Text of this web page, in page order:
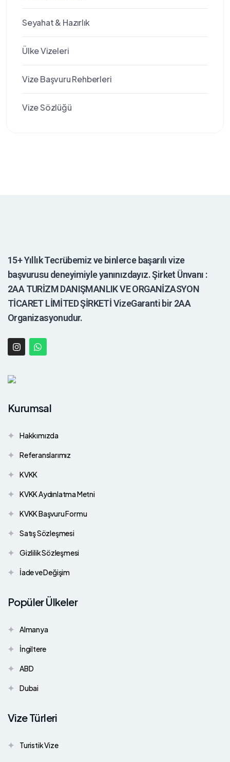
Seyahat & Hazırlık
Ülke Vizeleri
Vize Başvuru Rehberleri
Vize Sözlüğü
15+ Yıllık Tecrübemiz ve binlerce başarılı vize
başvurusu deneyimiyle yanınızdayız. Şirket Ünvanı :
2AA TURİZM DANIŞMANLIK VE ORGANİZASYON
TİCARET LİMİTED ŞİRKETİ VizeGaranti bir 2AA
Organizasyonudur.
Kurumsal
Hakkımızda
Referanslarımız
KVKK
KVKK Aydınlatma Metni
KVKK Başvuru Formu
Satış Sözleşmesi
Gizlilik Sözleşmesi
İade ve Değişim
Popüler Ülkeler
Almanya
İngiltere
ABD
Dubai
Vize Türleri
Turistik Vize